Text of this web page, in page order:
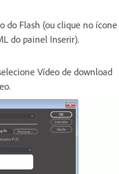
do Flash (ou clique no ícone
do painel Inserir).
Vídeo de download